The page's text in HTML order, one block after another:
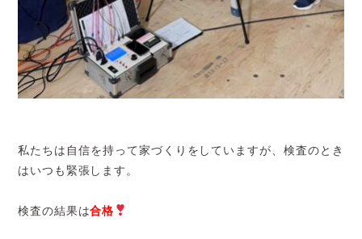
私たちは自信を持って家づくりをしていますが、検査のとき
はいつも緊張します。
検査の結果は合格